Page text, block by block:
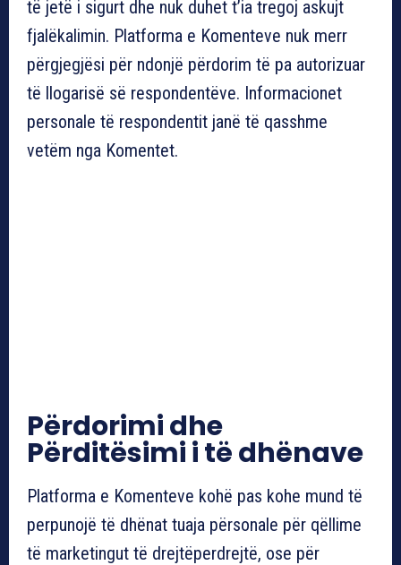
të jetë i sigurt dhe nuk duhet t’ia tregoj askujt
fjalëkalimin. Platforma e Komenteve nuk merr
përgjegjësi për ndonjë përdorim të pa autorizuar
të llogarisë së respondentëve. Informacionet
personale të respondentit janë të qasshme
vetëm nga Komentet.
Përdorimi dhe
Përditësimi i të dhënave
Platforma e Komenteve kohë pas kohe mund të
perpunojë të dhënat tuaja përsonale për qëllime
të marketingut të drejtëperdrejtë, ose për